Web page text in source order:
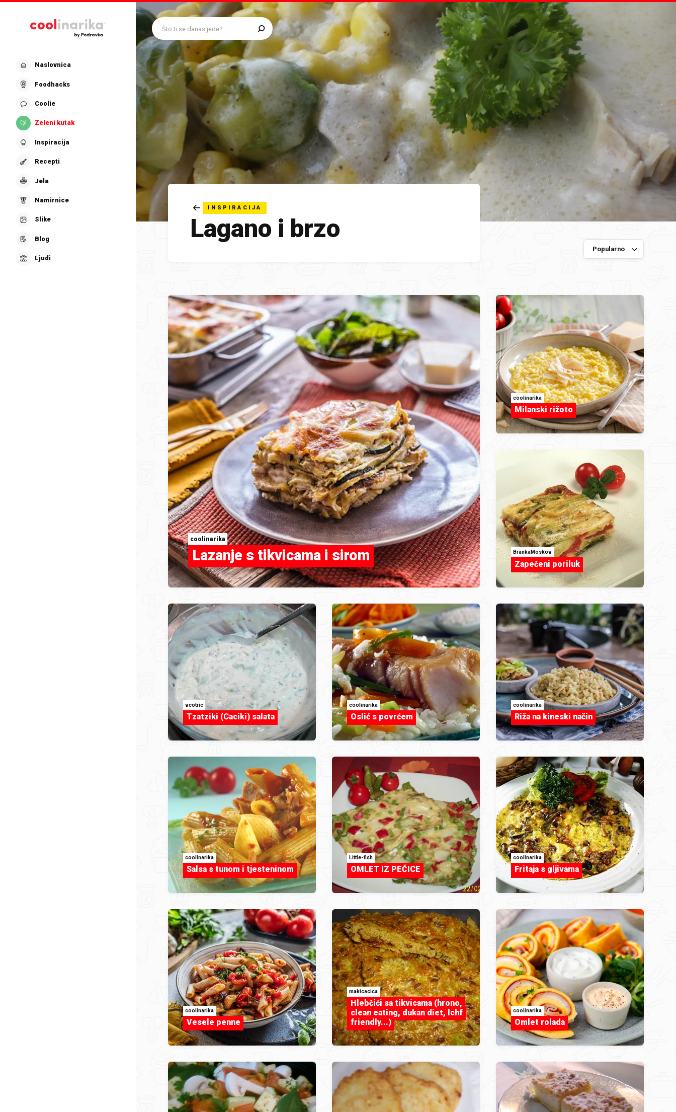
Naslovnica
Foodhacks
Coolie
Zeleni kutak
Inspiracija
Recepti
Jela
Namirnice
Slike
Blog
Ljudi
INSPIRACIJA
Lagano i brzo
coolinarika
Lazanje s tikvicama i sirom
coolinarika
Milanski rižoto
BrankaMoskov
Zapečeni poriluk
vcotric
Tzatziki (Caciki) salata
coolinarika
Oslić s povrćem
coolinarika
Riža na kineski način
coolinarika
Salsa s tunom i tjesteninom
Little-fish
OMLET IZ PEĆICE
coolinarika
Fritaja s gljivama
coolinarika
Vesele penne
makicacica
Hlebčići sa tikvicama (hrono,
clean eating, dukan diet, lchf
friendly...)
coolinarika
Omlet rolada
Što ti se danas jede?